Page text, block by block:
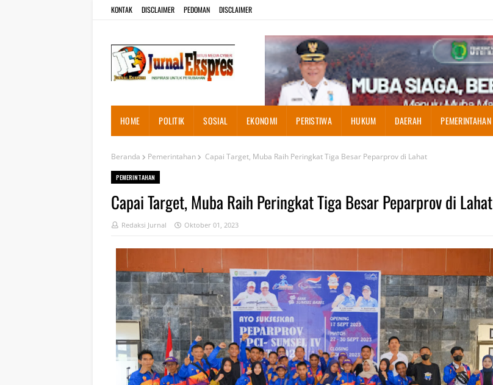
KONTAK DISCLAIMER PEDOMAN DISCLAIMER
HOME POLITIK SOSIAL EKONOMI PERISTIWA HUKUM DAERAH PEMERINTAHAN
Beranda Pemerintahan Capai Target, Muba Raih Peringkat Tiga Besar Peparprov di Lahat
PEMERINTAHAN
Capai Target, Muba Raih Peringkat Tiga Besar Peparprov di Lahat
Redaksi Jurnal Oktober 01, 2023